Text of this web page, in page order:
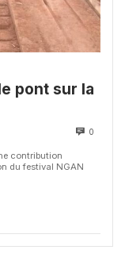
pont sur la
0
contribution
du festival NGAN